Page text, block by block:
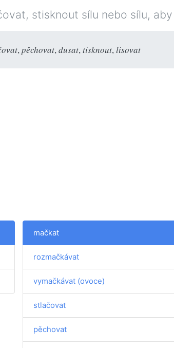
stisknout sílu nebo sílu,
, pěchovat, dusat, tisknout, lisovat
mačkat
rozmačkávat
vymačkávat (ovoce)
stlačovat
pěchovat